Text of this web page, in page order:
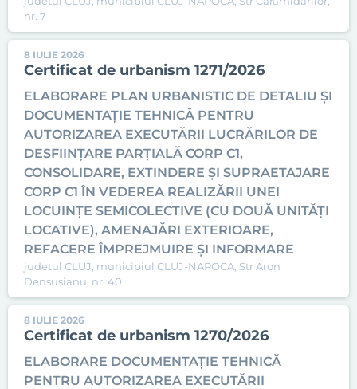
nr. 7
8 IULIE 2026
Certificat de urbanism 1271/2026
ELABORARE PLAN URBANISTIC DE DETALIU ȘI
DOCUMENTAȚIE TEHNICĂ PENTRU
AUTORIZAREA EXECUTĂRII LUCRĂRILOR DE
DESFIINȚARE PARȚIALĂ CORP C1,
CONSOLIDARE, EXTINDERE ȘI SUPRAETAJARE
CORP C1 ÎN VEDEREA REALIZĂRII UNEI
LOCUINȚE SEMICOLECTIVE (CU DOUĂ UNITĂȚI
LOCATIVE), AMENAJĂRI EXTERIOARE,
REFACERE ÎMPREJMUIRE ȘI INFORMARE
judetul CLUJ, municipiul CLUJ-NAPOCA, Str Aron
Densușianu, nr. 40
8 IULIE 2026
Certificat de urbanism 1270/2026
ELABORARE DOCUMENTAȚIE TEHNICĂ
PENTRU AUTORIZAREA EXECUTĂRII